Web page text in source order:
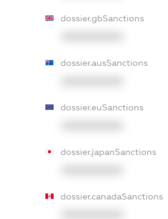
dossier.gbSanctions
dossier.ausSanctions
dossier.euSanctions
dossier.japanSanctions
dossier.canadaSanctions